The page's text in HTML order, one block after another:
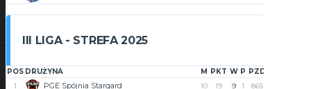
III LIGA - STREFA 2025
POS DRUŻYNA M PKT W P PZD
1
PGE Spójnia Stargard 10 19 9 1 865